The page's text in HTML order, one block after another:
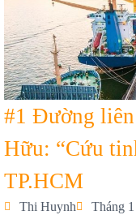
#1 Đường liên
Hữu: “Cứu
TP.HCM
Thi Huynh Tháng